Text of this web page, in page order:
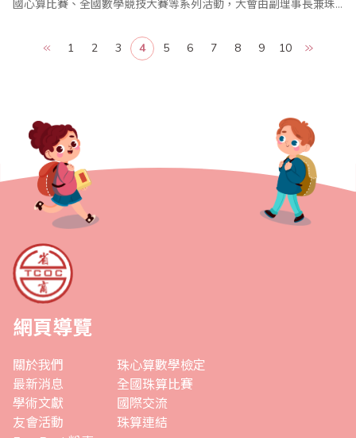
國心算比賽、全國數學競技大賽等系列活動，大會由副理事長兼珠
持，一系列的活動有來自海內外十餘個地區的友會線上共同參與，
並在youtube上全程直播，成為今年的一大亮點。 參與今年大會的
1 2 3 4 5 6 7 8 9 10
網頁導覽
關於我們
最新消息
學術文獻
友會活動
珠心算數學檢定
全國珠算比賽
國際交流
珠算連結